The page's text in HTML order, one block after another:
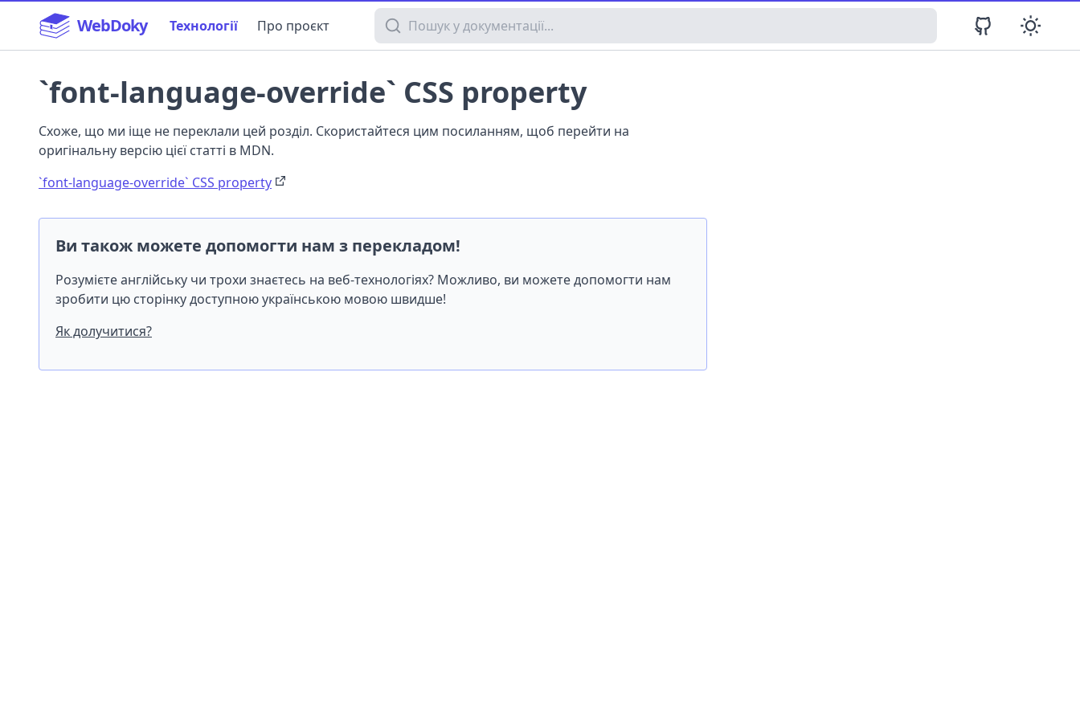
WebDoky Технології Про проєкт Пошук у документації
`font-language-override` CSS property
Схоже, що ми іще не переклали цей розділ. Скористайтеся цим посиланням, щоб перейти на
оригінальну версію цієї статті в MDN.
`font-language-override` CSS property
Ви також можете допомогти нам з перекладом!
Розумієте англійську чи трохи знаєтесь на веб-технологіях? Можливо, ви можете допомогти нам
зробити цю сторінку доступною українською мовою швидше!
Як долучитися?